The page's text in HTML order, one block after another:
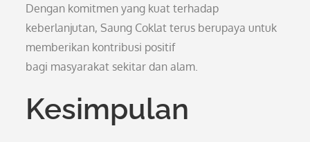
Dengan komitmen yang kuat terhadap
keberlanjutan, Saung Coklat terus berupaya untuk
memberikan kontribusi positif
bagi masyarakat sekitar dan alam.
Kesimpulan